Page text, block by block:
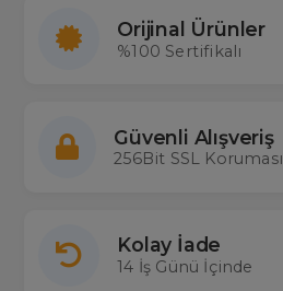
Orijinal Ürünler
%100 Sertifikalı
Güvenli Alışveriş
256Bit SSL Koruması
Kolay İade
14 İş Günü İçinde